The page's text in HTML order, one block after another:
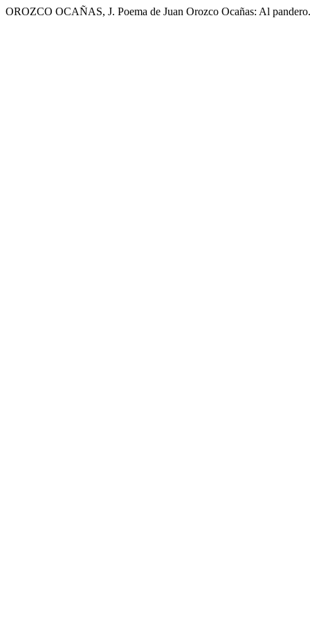
OROZCO OCAÑAS, J. Poema de Juan Orozco Ocañas: Al